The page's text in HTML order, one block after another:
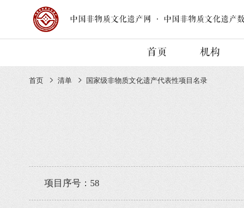
中国非物质文化遗产网 · 中国非物质文化遗产
首页 机构
首页 清单 国家级非物质文化遗产代表性项目名录
项目序号：58